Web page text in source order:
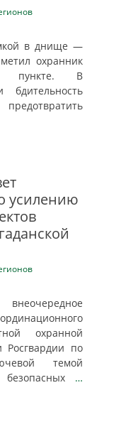
в днище —
охранник
пункте. В
усилению
охранной
Росгвардии по
темой
безопасных …